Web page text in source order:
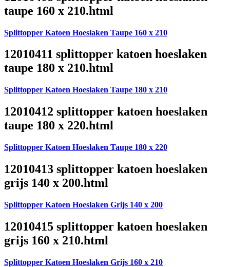
taupe 160 x 210.html
Splittopper Katoen Hoeslaken Taupe 160 x 210
12010411 splittopper katoen hoeslaken
taupe 180 x 210.html
Splittopper Katoen Hoeslaken Taupe 180 x 210
12010412 splittopper katoen hoeslaken
taupe 180 x 220.html
Splittopper Katoen Hoeslaken Taupe 180 x 220
12010413 splittopper katoen hoeslaken
grijs 140 x 200.html
Splittopper Katoen Hoeslaken Grijs 140 x 200
12010415 splittopper katoen hoeslaken
grijs 160 x 210.html
Splittopper Katoen Hoeslaken Grijs 160 x 210